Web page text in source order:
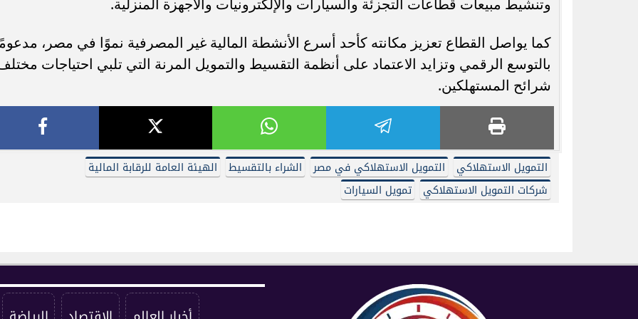
كما يواصل القطاع تعزيز مكانته كأحد أسرع الأنشطة المالية غير المصرفية نموًا في مصر،
بالتوسع الرقمي وتزايد الاعتماد على أنظمة التقسيط والتمويل المرنة التي تلبي احتياجات
شرائح المستهلكين.
التمويل الاستهلاكي التمويل الاستهلاكي في مصر الشراء بالتقسيط
الهيئة العامة للرقابة المالية
شركات التمويل الاستهلاكي
تمويل السيارات